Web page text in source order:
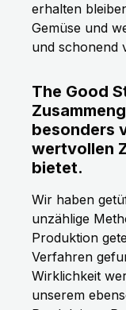
erhalten
Gemüse und
und schonend
The Good
besonders
wertvollen
bietet.
Wir haben
unzählige
Produktion
Verfahren
Wirklichkeit
unserem